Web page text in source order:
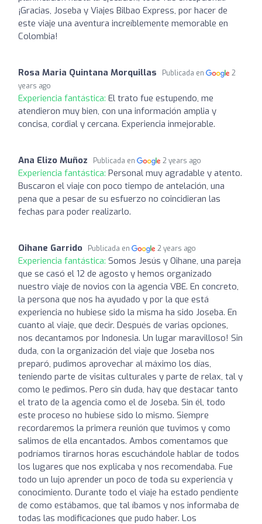
¡Gracias, Joseba y Viajes Bilbao Express, por hacer de
este viaje una aventura increíblemente memorable en
Colombia!
Rosa Maria Quintana Morquillas Publicada en
2
years ago
Experiencia fantástica: El trato fue estupendo, me
atendieron muy bien, con una información amplia y
concisa, cordial y cercana. Experiencia inmejorable.
Ana Elizo Muñoz Publicada en 2 years ago
Experiencia fantástica: Personal muy agradable y atento.
Buscaron el viaje con poco tiempo de antelación, una
pena que a pesar de su esfuerzo no coincidieran las
fechas para poder realizarlo.
Oihane Garrido Publicada en 2 years ago
Experiencia fantástica: Somos Jesús y Oihane, una pareja
que se casó el 12 de agosto y hemos organizado
nuestro viaje de novios con la agencia VBE. En concreto,
la persona que nos ha ayudado y por la que está
experiencia no hubiese sido la misma ha sido Joseba. En
cuanto al viaje, que decir. Después de varias opciones,
nos decantamos por Indonesia. Un lugar maravilloso! Sin
duda, con la organización del viaje que Joseba nos
preparó, pudimos aprovechar al máximo los días,
teniendo parte de visitas culturales y parte de relax, tal y
como le pedimos. Pero sin duda, hay que destacar tanto
el trato de la agencia como el de Joseba. Sin él, todo
este proceso no hubiese sido lo mismo. Siempre
recordaremos la primera reunión que tuvimos y como
salimos de ella encantados. Ambos comentamos que
podríamos tirarnos horas escuchándole hablar de todos
los lugares que nos explicaba y nos recomendaba. Fue
todo un lujo aprender un poco de toda su experiencia y
conocimiento. Durante todo el viaje ha estado pendiente
de como estábamos, que tal íbamos y nos informaba de
todas las modificaciones que pudo haber. Los